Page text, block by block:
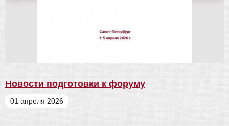
Новости подготовки к форуму
01 апреля 2026